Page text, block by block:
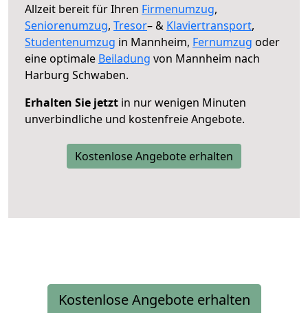
Allzeit bereit für Ihren Firmenumzug,
Seniorenumzug, Tresor– & Klaviertransport,
Studentenumzug in Mannheim, Fernumzug oder
eine optimale Beiladung von Mannheim nach
Harburg Schwaben.
Erhalten Sie jetzt in nur wenigen Minuten
unverbindliche und kostenfreie Angebote.
Kostenlose Angebote erhalten
Kostenlose Angebote erhalten